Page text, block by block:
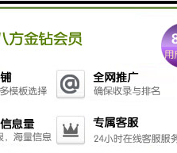
买时间、到期时间、安装时间、
对消防设备进行维护和管理；生成
水压监测仪表，通过GSM400上传